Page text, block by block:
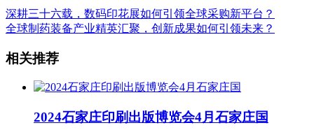
深耕三十六载，数码印花展如何引领全球采购新平台？
全球制药装备产业精英汇聚，创新成果如何引领未来？
相关推荐
2024石家庄印刷出版博览会4月石家庄国